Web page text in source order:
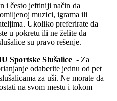
i često jeftiniji način da
muzici, igrama ili
Ukoliko preferirate da
u pokretu ili ne želite da
su pravo rešenje.
Sportske Slušalice - Za
odaberite jednu od pet
za uši. Ne morate da
na svom mestu i tokom